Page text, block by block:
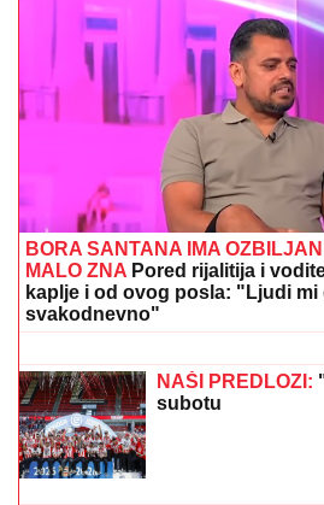
"STANIJA, DA NEMAŠ MOŽDA
Pobednica Elite ostala
REAKCIJI pričaju svi (VIDEO)
ANELI DOBILA
JOVANE
oglasila: "Sve
li je kontaktirala
"ZLO ĆE SE
DOBRO"
Dea